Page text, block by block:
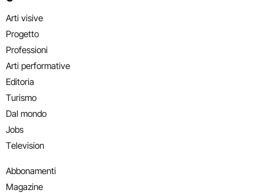
Arti visive
Progetto
Professioni
Arti performative
Editoria
Turismo
Dal mondo
Jobs
Television
Abbonamenti
Magazine